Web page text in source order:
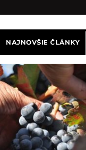
NAJNOVŠIE ČLÁNKY